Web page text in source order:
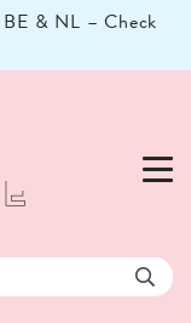
& NL – Check